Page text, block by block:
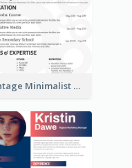
Vintage Minimalist Photography Resume